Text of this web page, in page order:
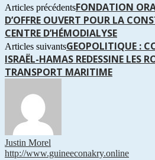
Articles précédentsFONDATION
D’OFFRE OUVERT POUR LA
CENTRE D’HÉMODIALYSE
Articles suivantsGEOPOLITIQUE :
ISRAËL-HAMAS REDESSINE LES
TRANSPORT MARITIME
Justin Morel
http://www.guineeconakry.online